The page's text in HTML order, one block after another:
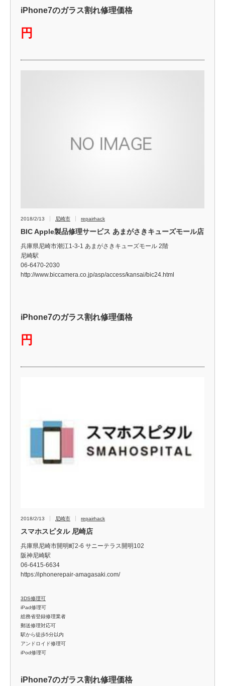
iPhone7のガラス割れ修理価格
円
2018/2/13 尼崎市 repairhack
BIC Apple製品修理サービス あまがさきキューズモール店
兵庫県尼崎市潮江1-3-1 あまがさきキューズモール 2階
尼崎駅
06-6470-2030
http://www.biccamera.co.jp/asp/access/kansai/bic24.html
iPhone7のガラス割れ修理価格
円
2018/2/13 尼崎市 repairhack
スマホスピタル 尼崎店
兵庫県尼崎市開明町2-6 サニーテラス開明102
阪神尼崎駅
06-6415-6634
https://iphonerepair-amagasaki.com/
3DS修理可
iPad修理可
総務省登録修理業者
郵送修理対応可
駅から徒歩5分以内
アンドロイド修理可
iPod修理可
iPhone7のガラス割れ修理価格